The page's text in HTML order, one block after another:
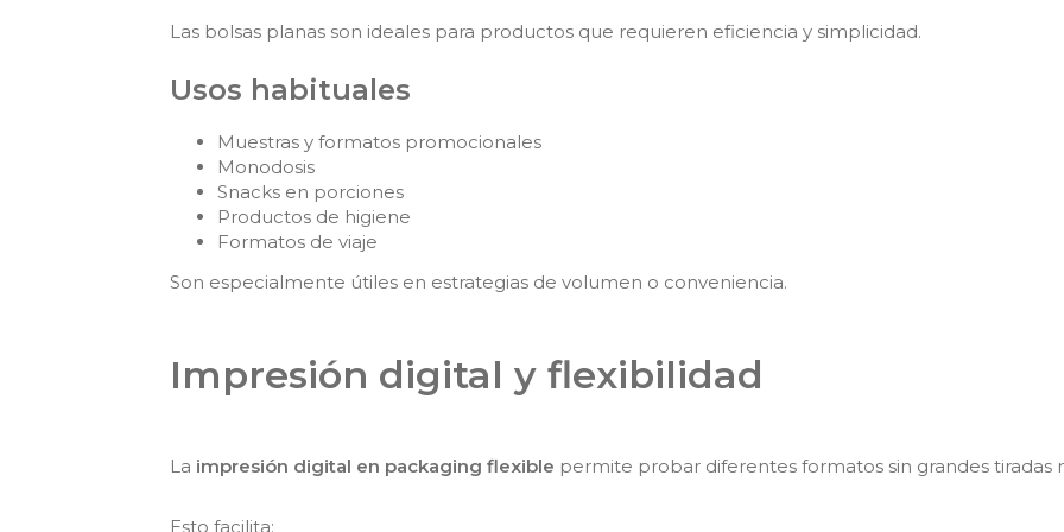
Las bolsas planas son ideales para productos que requieren eficiencia y simplicidad.
Usos habituales
Muestras y formatos promocionales
Monodosis
Snacks en porciones
Productos de higiene
Formatos de viaje
Son especialmente útiles en estrategias de volumen o conveniencia.
Impresión digital y flexibilidad
La impresión digital en packaging flexible permite probar diferentes formatos sin grandes tiradas
Esto facilita: